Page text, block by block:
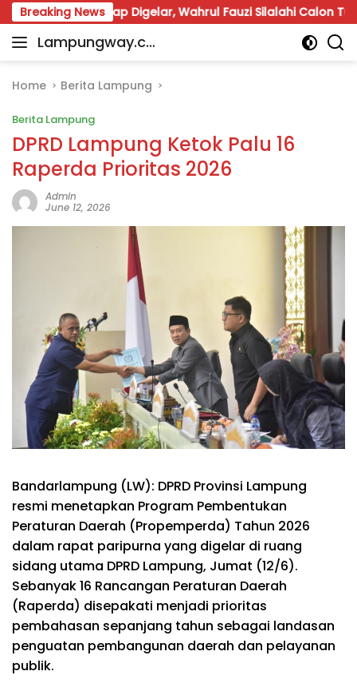
Skip
to
content
Breaking News
Siap Digelar, Wahrul Fauzi Silalahi Calon Tunggal
Lampungway.co
Portal
Daerah
Terpercaya
dan
Terupdate
Home Berita Lampung
Berita Lampung
DPRD Lampung Ketok Palu 16
Raperda Prioritas 2026
Admin
June 12, 2026
Bandarlampung (LW): DPRD Provinsi Lampung
resmi menetapkan Program Pembentukan
Peraturan Daerah (Propemperda) Tahun 2026
dalam rapat paripurna yang digelar di ruang
sidang utama DPRD Lampung, Jumat (12/6).
Sebanyak 16 Rancangan Peraturan Daerah
(Raperda) disepakati menjadi prioritas
pembahasan sepanjang tahun sebagai landasan
penguatan pembangunan daerah dan pelayanan
publik.